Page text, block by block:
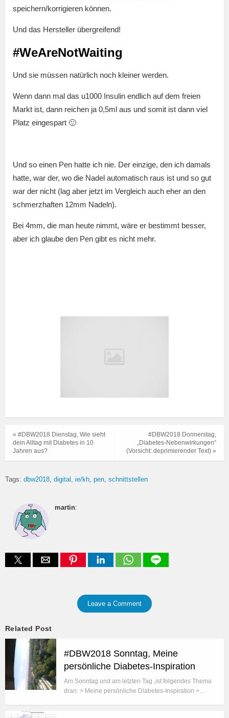
speichern/korrigieren können.
Und das Hersteller übergreifend!
#WeAreNotWaiting
Und sie müssen natürlich noch kleiner werden.
Wenn dann mal das u1000 Insulin endlich auf dem freien
Markt ist, dann reichen ja 0,5ml aus und somit ist dann viel
Platz eingespart 🙂
Und so einen Pen hatte ich nie. Der einzige, den ich damals
hatte, war der, wo die Nadel automatisch raus ist und so gut
war der nicht (lag aber jetzt im Vergleich auch eher an den
schmerzhaften 12mm Nadeln).
Bei 4mm, die man heute nimmt, wäre er bestimmt besser,
aber ich glaube den Pen gibt es nicht mehr.
#DBW2018 Donnerstag,
„Diabetes-Nebenwirkungen“
(Vorsicht: deprimierender Text) »
« #DBW2018 Dienstag, Wie sieht
dein Alltag mit Diabetes in 10
Jahren aus?
Tags: dbw2018 digital ie/kh pen schnittstellen
martin:
Leave a Comment
Related Post
#DBW2018 Sonntag, Meine
persönliche Diabetes-Inspiration
Am Sonntag und am letzten Tag ,ist folgendes Thema
dran: > Meine persönliche Diabetes-Inspiration >…